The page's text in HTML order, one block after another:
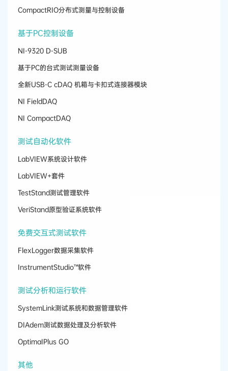
CompactRIO分布式测量与控制设备
基于PC控制设备
NI-9320 D-SUB
基于PC的台式测试测量设备
全新USB-C cDAQ 机箱与卡扣式连接器模块
NI FieldDAQ
NI CompactDAQ
测试自动化软件
LabVIEW系统设计软件
LabVIEW+套件
TestStand测试管理软件
VeriStand原型验证系统软件
免费交互式测试软件
FlexLogger数据采集软件
InstrumentStudio™软件
测试分析和运行软件
SystemLink测试系统和数据管理软件
DIAdem测试数据处理及分析软件
OptimaIPlus GO
其他